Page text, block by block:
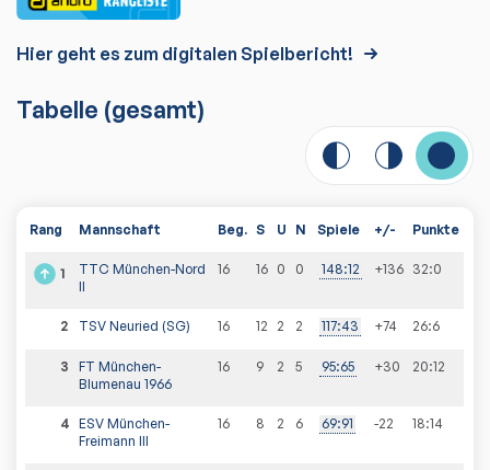
Hier geht es zum digitalen Spielbericht!
Tabelle (gesamt)
Rang Mannschaft Beg. S U N Spiele +/- Punkte
1
TTC München-Nord
II
16 16 0 0 148:12 +136 32:0
2 TSV Neuried (SG) 16 12 2 2 117:43 +74 26:6
3
FT München-
Blumenau 1966
16 9 2 5 95:65 +30 20:12
4 ESV München-
Freimann III
16 8 2 6 69:91 -22 18:14